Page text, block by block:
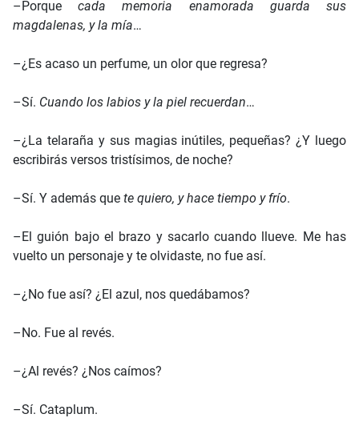
–Porquecada memoria enamorada guarda sus
magdalenas, y la mía…
–¿Es acaso un perfume, un olor que regresa?
–Sí. Cuando los labios y la piel recuerdan…
–¿La telaraña y sus magias inútiles, pequeñas? ¿Y luego
escribirás versos tristísimos, de noche?
–Sí. Y además que te quiero, y hace tiempo y frío.
–El guión bajo el brazo y sacarlo cuando llueve. Me has
vuelto un personaje y te olvidaste, no fue así.
–¿No fue así? ¿El azul, nos quedábamos?
–No. Fue al revés.
–¿Al revés? ¿Nos caímos?
–Sí. Cataplum.